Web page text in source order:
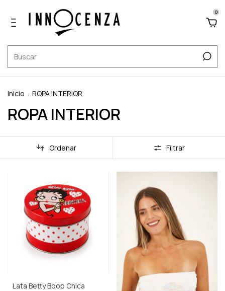
0
Inicio . ROPA INTERIOR
ROPA INTERIOR
Ordenar Filtrar
Lata Betty Boop Chica